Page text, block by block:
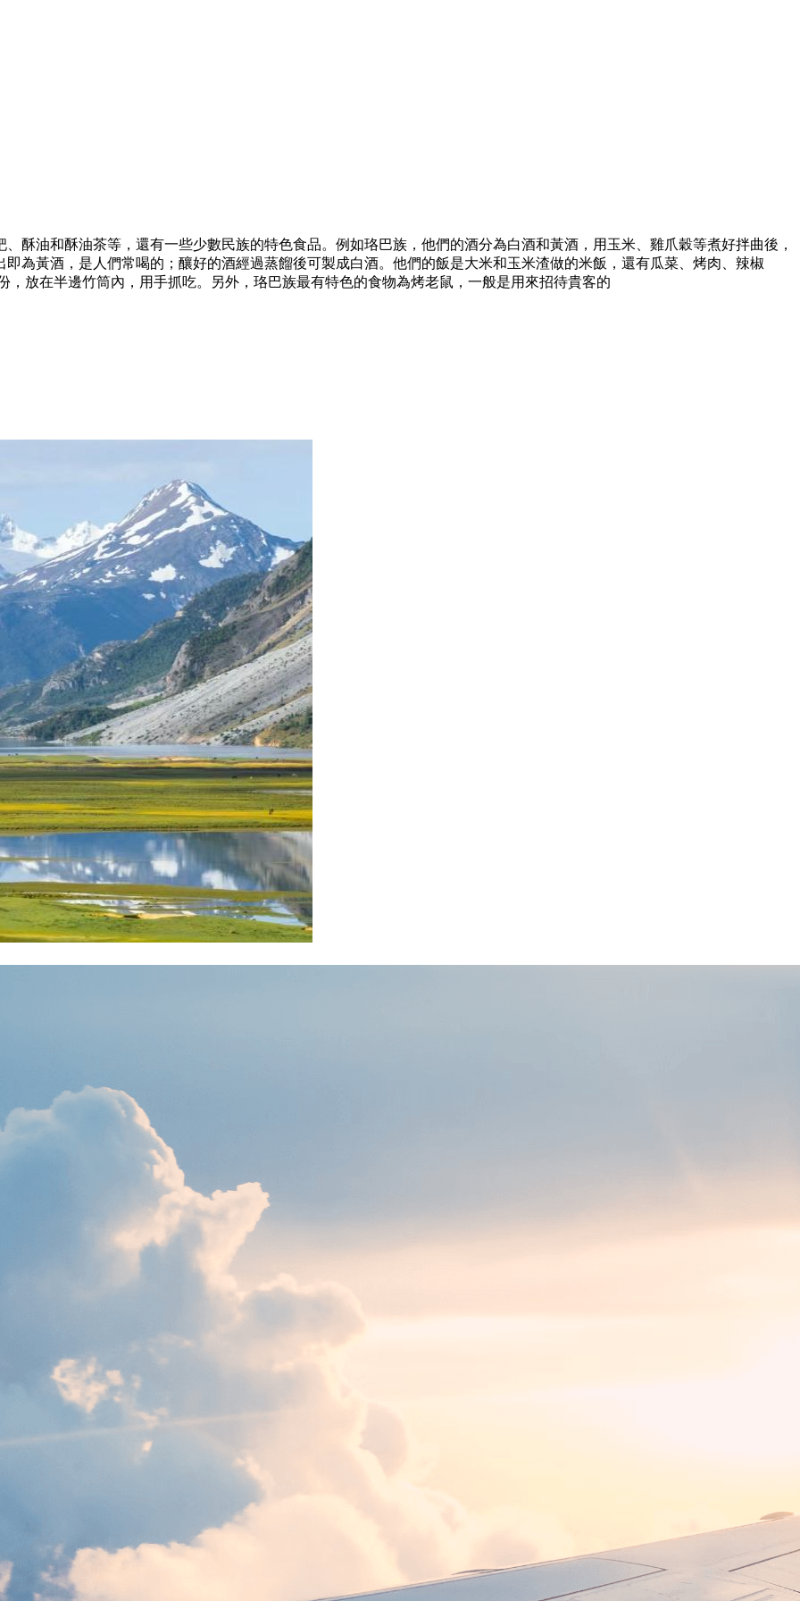
酥油和酥油茶等，還有一些少數民族的特色食品。例如珞巴族，他們的酒分為白酒和黃酒，用玉米、雞爪穀等煮好拌曲後，
為黃酒，是人們常喝的；釀好的酒經過蒸餾後可製成白酒。他們的飯是大米和玉米渣做的米飯，還有瓜菜、烤肉、辣椒
放在半邊竹筒內，用手抓吃。另外，珞巴族最有特色的食物為烤老鼠，一般是用來招待貴客的